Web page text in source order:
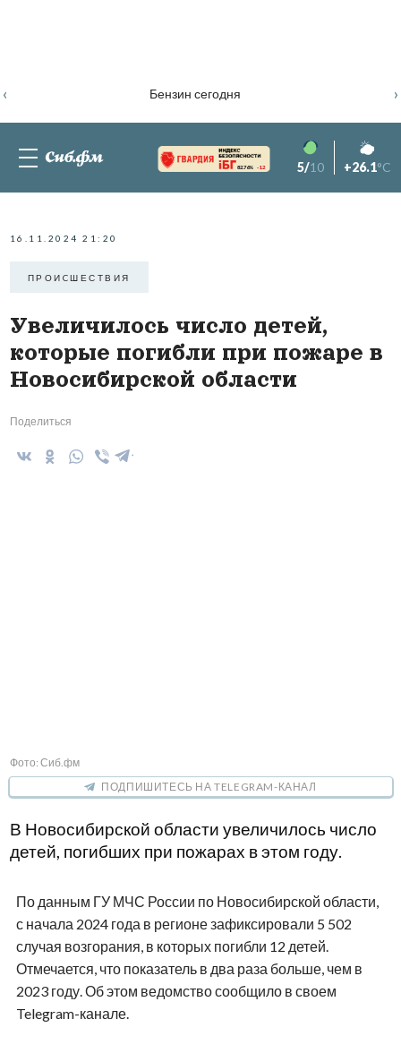
Бензин сегодня
‹ ›
82.76% -1.2 5/10 +26.1°C
16.11.2024 21:20
ПРОИCШЕСТВИЯ
Увеличилось число детей,
которые погибли при пожаре в
Новосибирской области
Поделиться
Фото: Сиб.фм
ПОДПИШИТЕСЬ НА TELEGRAM-КАНАЛ
В Новосибирской области увеличилось число
детей, погибших при пожарах в этом году.
По данным ГУ МЧС России по Новосибирской области,
с начала 2024 года в регионе зафиксировали 5 502
случая возгорания, в которых погибли 12 детей.
Отмечается, что показатель в два раза больше, чем в
2023 году. Об этом ведомство сообщило в своем
Telegram-канале.